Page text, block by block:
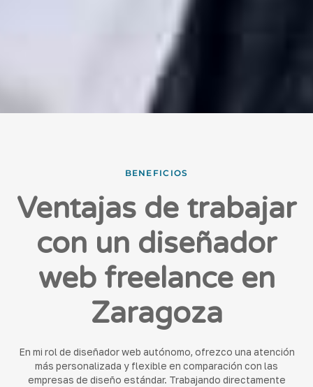
BENEFICIOS
Ventajas de trabajar
con un diseñador
web freelance en
Zaragoza
En mi rol de diseñador web autónomo, ofrezco una atención
más personalizada y flexible en comparación con las
empresas de diseño estándar. Trabajando directamente